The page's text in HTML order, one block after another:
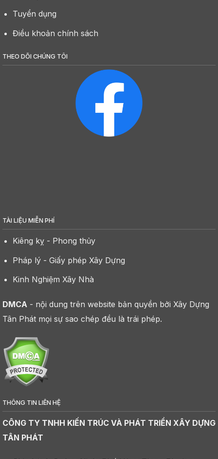
Tuyển dụng
Điều khoản chính sách
THEO DÕI CHÚNG TÔI
TÀI LIỆU MIỄN PHÍ
Kiêng kỵ - Phong thủy
Pháp lý - Giấy phép Xây Dựng
Kinh Nghiệm Xây Nhà
DMCA - nội dung trên website bản quyền bởi Xây Dựng
Tân Phát mọi sự sao chép đều là trái phép.
THÔNG TIN LIÊN HỆ
CÔNG TY TNHH KIẾN TRÚC VÀ PHÁT TRIỂN XÂY DỰNG
TÂN PHÁT